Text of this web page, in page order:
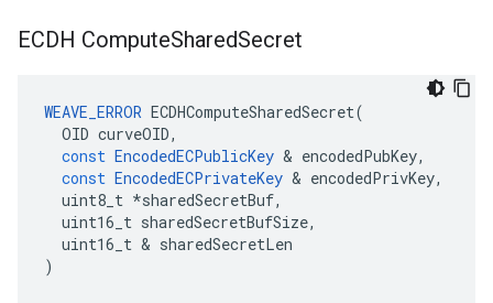
ECDH ComputeSharedSecret
WEAVE_ERROR ECDHComputeSharedSecret(
OID curveOID,
const EncodedECPublicKey & encodedPubKey,
const EncodedECPrivateKey & encodedPrivKey,
uint8_t *sharedSecretBuf,
uint16_t sharedSecretBufSize,
uint16_t & sharedSecretLen
)